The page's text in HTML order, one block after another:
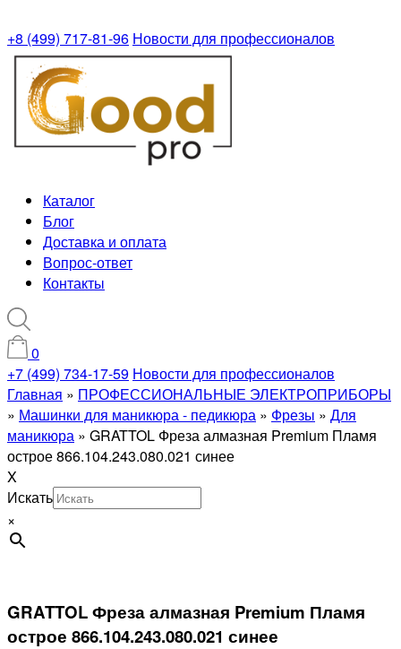
+8 (499) 717-81-96 Новости для профессионалов
Каталог
Блог
Доставка и оплата
Вопрос-ответ
Контакты
0
+7 (499) 734-17-59 Новости для профессионалов
Главная » ПРОФЕССИОНАЛЬНЫЕ ЭЛЕКТРОПРИБОРЫ
» Машинки для маникюра - педикюра » Фрезы » Для
маникюра » GRATTOL Фреза алмазная Premium Пламя
острое 866.104.243.080.021 синее
X
Искать
×
GRATTOL Фреза алмазная Premium Пламя
острое 866.104.243.080.021 синее